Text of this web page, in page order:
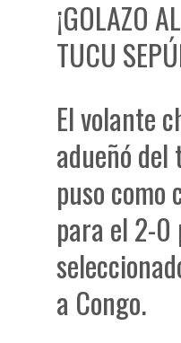
¡GOLAZO
TUCU
El volante
adueñó
puso como
para el 2-
a Congo.